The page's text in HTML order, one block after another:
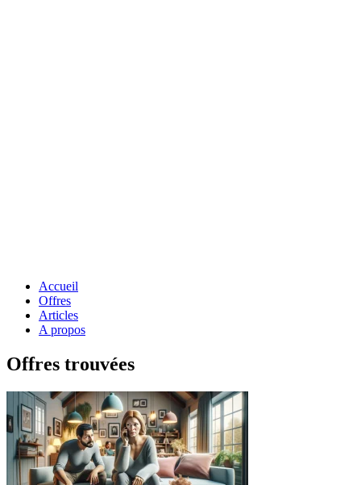
Accueil
Offres
Articles
A propos
Offres trouvées